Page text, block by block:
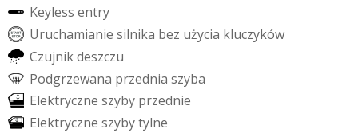
Keyless entry
Uruchamianie silnika bez użycia kluczyków
Czujnikdeszczu
Podgrzewana przednia szyba
Elektryczne szyby przednie
Elektryczne szybytylne